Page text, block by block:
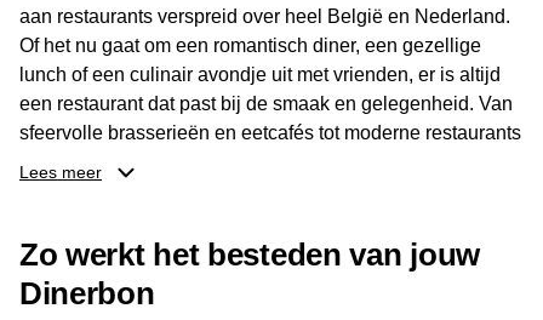
aan restaurants verspreid over heel België en Nederland.
Of het nu gaat om een romantisch diner, een gezellige
lunch of een culinair avondje uit met vrienden, er is altijd
een restaurant dat past bij de smaak en gelegenheid. Van
sfeervolle brasserieën en eetcafés tot moderne restaurants
en gastronomische locaties: er is voor ieder wat wils.
buurt, bijvoorbeeld in Brussel, Antwerpen, Gent of Brugge.
De ontvanger kiest zelf waar en wanneer er wordt genoten
van deze culinaire ervaring. Zo is de Diner Cadeaubon
Lees meer
Zo werkt het besteden van jouw
Dinerbon